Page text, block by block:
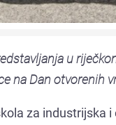
u
na Dan otvorenih
za industrijska